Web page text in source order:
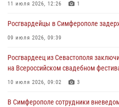
24 июля 2026, 12:21
Поздравление начальника Главного
Республике Крым и городу
23 июля 2026, 03:38
11 июля 2026, 12:26 1
Росгвардейцы в Симферополе
09 июля 2026, 09:39
Росгвардеец из Севастополя
на Всероссийском свадебном
10 июля 2026, 09:02 3
В Симферополе сотрудники